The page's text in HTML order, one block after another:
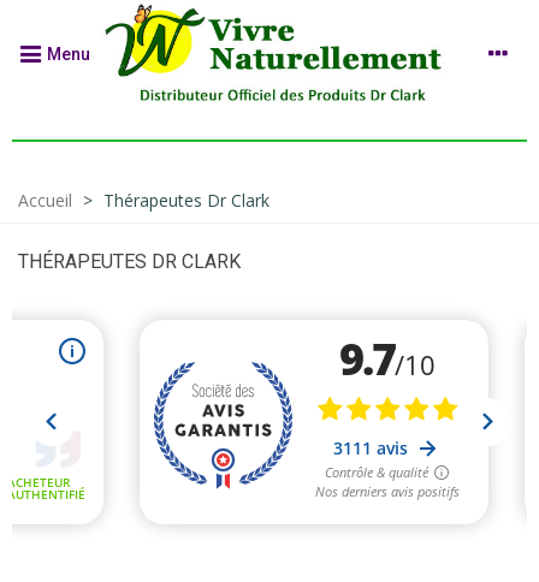
Menu
Accueil > Thérapeutes Dr Clark
THÉRAPEUTES DR CLARK